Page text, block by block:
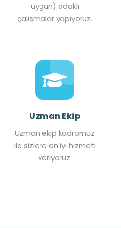
uygun) odaklı
çalışmalar yapıyoruz.
Uzman Ekip
Uzman ekip kadromuz
ile sizlere en iyi hizmeti
veriyoruz.